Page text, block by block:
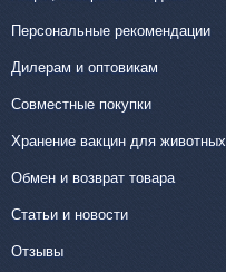
Персональные рекомендации
Дилерам и оптовикам
Совместные покупки
Хранение вакцин для животных
Обмен и возврат товара
Статьи и новости
Отзывы